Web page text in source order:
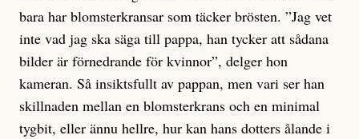
bara har blomsterkransar som täcker brösten. ”Jag vet
inte vad jag ska säga till pappa, han tycker att sådana
bilder är förnedrande för kvinnor”, delger hon
kameran. Så insiktsfullt av pappan, men vari ser han
skillnaden mellan en blomsterkrans och en minimal
tygbit, eller ännu hellre, hur kan hans dotters ålande i